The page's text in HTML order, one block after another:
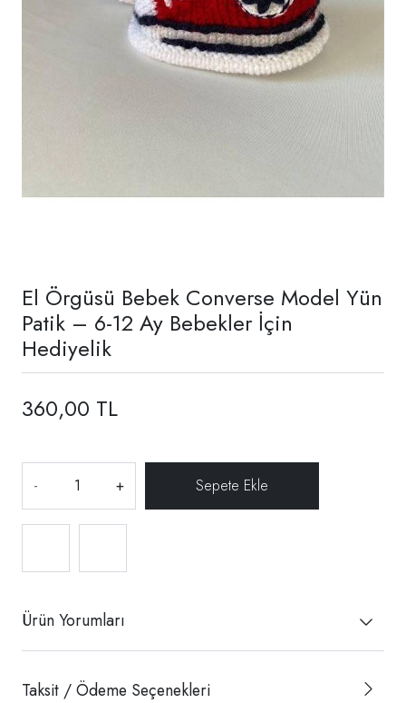
El Örgüsü Bebek Converse Model Yün
Patik – 6-12 Ay Bebekler İçin
Hediyelik
360,00 TL
- +
Ürün Yorumları
Taksit / Ödeme Seçenekleri